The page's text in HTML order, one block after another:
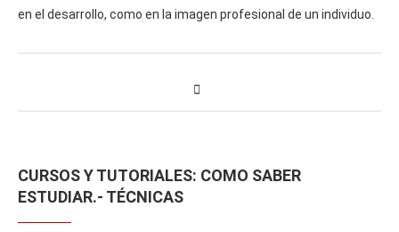
en el desarrollo, como en la imagen profesional de un individuo.
CURSOS Y TUTORIALES: COMO SABER
ESTUDIAR.- TÉCNICAS